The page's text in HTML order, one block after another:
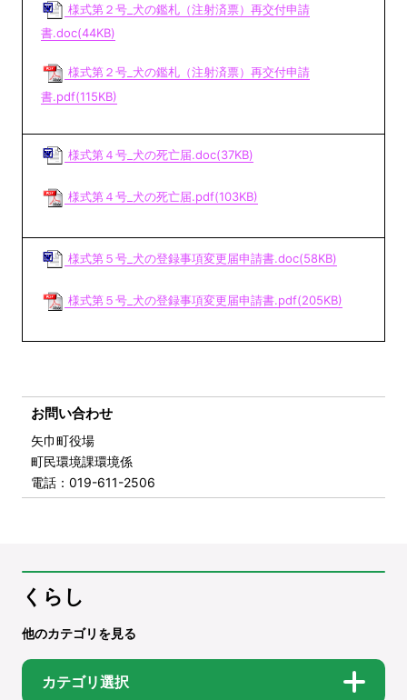
様式第２号_犬の鑑札（注射済票）再交付申請
書.doc(44KB)
様式第２号_犬の鑑札（注射済票）再交付申請
書.pdf(115KB)
様式第４号_犬の死亡届.doc(37KB)
様式第４号_犬の死亡届.pdf(103KB)
様式第５号_犬の登録事項変更届申請書.doc(58KB)
様式第５号_犬の登録事項変更届申請書.pdf(205KB)
お問い合わせ
矢巾町役場
町民環境課環境係
電話 ：019-611-2506
くらし
他のカテゴリを見る
カテゴリ選択